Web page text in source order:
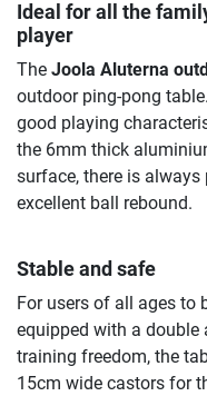
Ideal for all the
player
The Joola Aluterna
outdoor ping-pong
good playing
the 6mm thick
surface, there is
excellent ball rebound.
Stable and safe
For users of all ages to
equipped with a double
training freedom, the
15cm wide castors for